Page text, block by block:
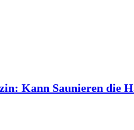
Kann Saunieren die